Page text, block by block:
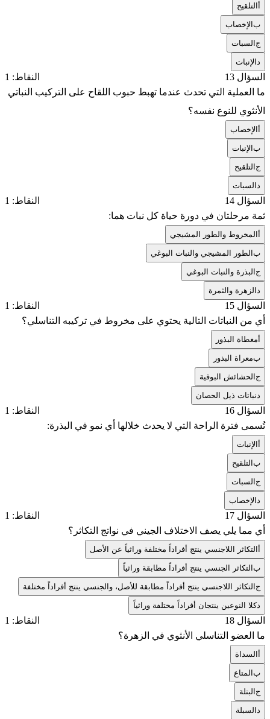
التلقيح
بالإخصاب
جالسبات
الإنبات
السؤال 13
النقاط: 1
ما العملية التي تحدث عندما تهبط حبوب اللقاح على التركيب النباتي
الأنثوي للنوع نفسه؟
الإخصاب
بالإنبات
جالتلقيح
السبات
السؤال 14
النقاط: 1
ثمة مرحلتان في دورة حياة كل نبات هما:
المخروط والطور المشيجي
بالطور المشيجي والنبات البوغي
جالبذرة والنبات البوغي
الزهرة والثمرة
السؤال 15
النقاط: 1
أي من النباتات التالية يحتوي على مخروط في تركيبه التناسلي؟
مغطاة البذور
بمعراة البذور
جالحشائش البوقية
نباتات ذيل الحصان
السؤال 16
النقاط: 1
تُسمى فترة الراحة التي لا يحدث خلالها أي نمو في البذرة:
الإنبات
بالتلقيح
جالسبات
الإخصاب
السؤال 17
النقاط: 1
أي مما يلي يصف الاختلاف الجيني في نواتج التكاثر؟
التكاثر اللاجنسي ينتج أفراداً مختلفة وراثياً عن الأصل
بالتكاثر الجنسي ينتج أفراداً مطابقة وراثياً
جالتكاثر اللاجنسي ينتج أفراداً مطابقة للأصل، والجنسي ينتج أفراداً مختلفة
كلا النوعين ينتجان أفراداً مختلفة وراثياً
السؤال 18
النقاط: 1
ما العضو التناسلي الأنثوي في الزهرة؟
السداة
بالمتاع
جالبتلة
السبلة